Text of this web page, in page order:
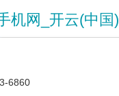
机网_开云(中国)
6860